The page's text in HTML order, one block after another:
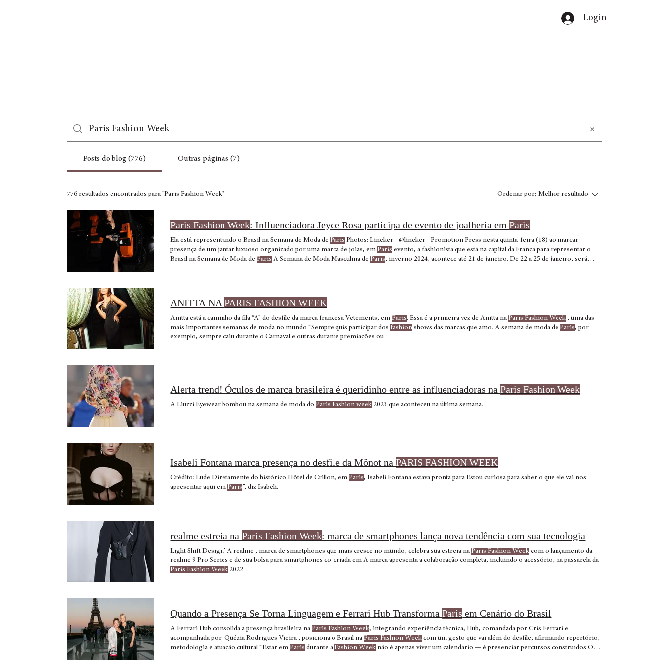
Login
Posts do blog (776) Outras páginas (7)
776 resultados encontrados para "Paris Fashion Week" Ordenar por: Melhor resultado
Paris Fashion Week: Influenciadora Jeyce Rosa participa de evento de joalheria emParis
Ela está representando o Brasil na Semana de Moda deParis Photos: Lineker - @lineker - Promotion Press nesta quinta-feira (18) ao marcar
presença de um jantar luxuoso organizado por uma marca de joias, emParis evento, a fashionista que está na capital da França para representar o
Brasil na Semana de Moda deParis A Semana de Moda Masculina deParis, inverno 2024, acontece até 21 de janeiro. De 22 a 25 de janeiro, será
ANITTA NAPARIS FASHION WEEK
Anitta está a caminho da fila “A” do desfile da marca francesa Vetements, emParis. Essa é a primeira vez de Anitta naParis Fashion Week , uma das
mais importantes semanas de moda no mundo “Sempre quis participar dos fashion shows das marcas que amo. A semana de moda deParis, por
exemplo, sempre caiu durante o Carnaval e outras durante premiações ou
Alerta trend! Óculos de marca brasileira é queridinho entre as influenciadoras naParis Fashion Week
A Liuzzi Eyewear bombou na semana de moda doParis Fashion week 2023 que aconteceu na última semana.
Isabeli Fontana marca presença no desfile da Mônot naPARIS FASHION WEEK
Crédito: Lude Diretamente do histórico Hôtel de Crillon, emParis, Isabeli Fontana estava pronta para Estou curiosa para saber o que ele vai nos
apresentar aqui emParis”, diz Isabeli.
realme estreia naParis Fashion Week: marca de smartphones lança nova tendência com sua tecnologia
Light Shift Design’ A realme , marca de smartphones que mais cresce no mundo, celebra sua estreia naParis Fashion Week com o lançamento da
realme 9 Pro Series e de sua bolsa para smartphones co-criada em A marca apresenta a colaboração completa, incluindo o acessório, na passarela da
Paris Fashion Week 2022
Quando a Presença Se Torna Linguagem e Ferrari Hub TransformaParis em Cenário do Brasil
A Ferrari Hub consolida a presença brasileira naParis Fashion Week, integrando experiência técnica, Hub, comandada por Cris Ferrari e
acompanhada por Quézia Rodrigues Vieira , posiciona o Brasil naParis Fashion Week com um gesto que vai além do desfile, afirmando repertório,
metodologia e atuação cultural “Estar emParis durante aFashion Week não é apenas viver um calendário — é presenciar percursos construídos O